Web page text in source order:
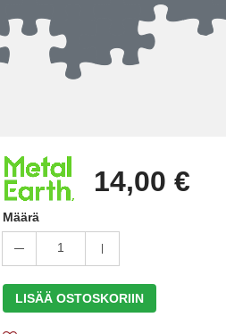
14,00 €
Määrä
1
LISÄÄ OSTOSKORIIN